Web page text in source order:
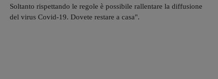
Soltanto rispettando le regole è possibile rallentare la diffusione
del virus Covid-19. Dovete restare a casa".